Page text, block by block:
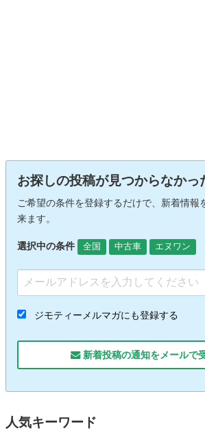
お探しの投稿が見つからなかっ
ご希望の条件を登録するだけで、新着情報
来ます。
選択中の条件 全国 中古車 エヌワン
ジモティーメルマガにも登録する
新着投稿の通知をメールで
人気キーワード